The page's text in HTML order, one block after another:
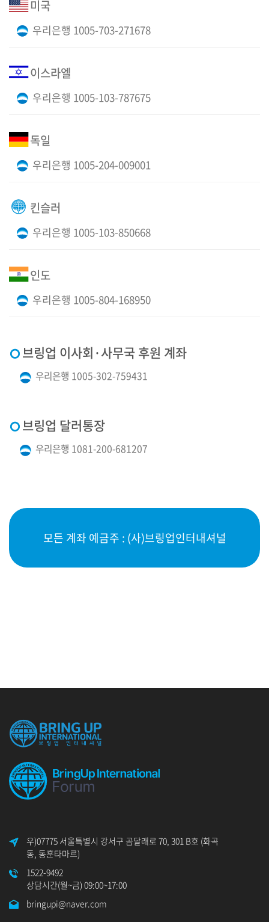
미국
우리은행 1005-703-271678
이스라엘
우리은행 1005-103-787675
독일
우리은행 1005-204-009001
킨슬러
우리은행 1005-103-850668
인도
우리은행 1005-804-168950
· 브링업 이사회·사무국 후원 계좌
우리은행 1005-302-759431
· 브링업 달러통장
우리은행 1081-200-681207
모든 계좌 예금주 : (사)브링업인터내셔널
우)07775 서울특별시 강서구 곰달래로 70, 301 B호 (화곡
동, 동훈타마르)
1522-9492
상담시간(월~금) 09:00~17:00
bringupi@naver.com